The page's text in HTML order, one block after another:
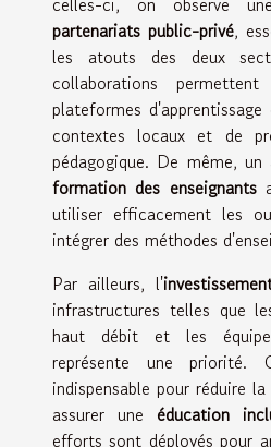
partenariats public-privé,
les atouts des deux
collaborations
plateformes
contextes locaux et de
pédagogique. De même,
formation des enseignants
utiliser efficacement les
intégrer des méthodes
Par ailleurs, l'
infrastructures telles que
haut débit et les
représente une priorité.
indispensable pour réduire
assurer une éducation
efforts sont déployés pour